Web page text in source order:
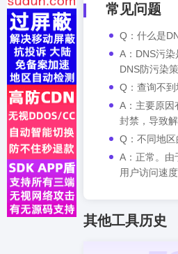
常见问题
Q：什么是
A：DNS污
DNS防污染
Q：查询不
A：主要原因
封禁，导致
Q：不同地
A：正常。由
用户访问速
其他工具历史